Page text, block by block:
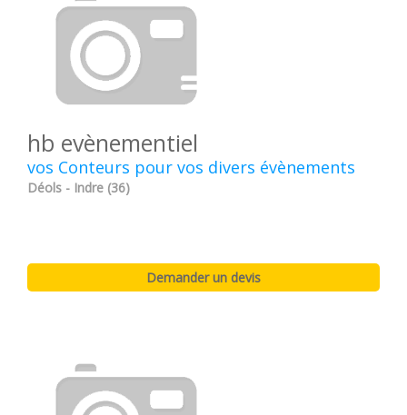
hb evènementiel
vos Conteurs pour vos divers évènements
Déols - Indre (36)